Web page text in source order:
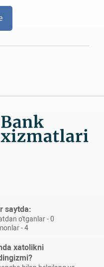
o'tganlar - 0
- 4
bilan belgilang va